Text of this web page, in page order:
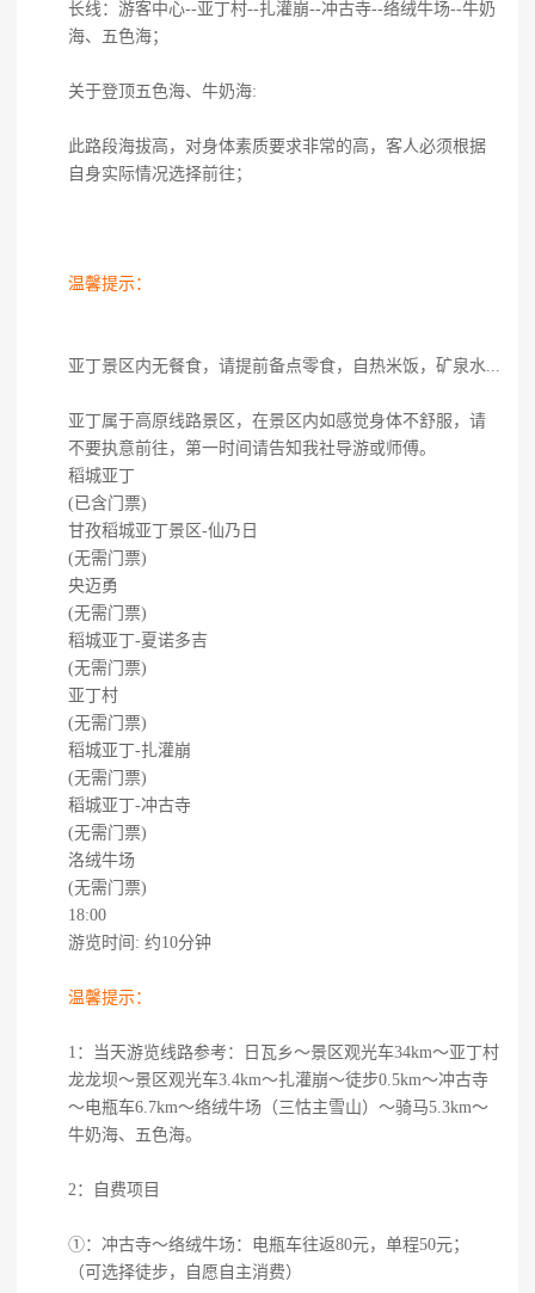
长线：游客中心--亚丁村--扎灌崩--冲古寺--络绒牛场--牛奶
海、五色海；
关于登顶五色海、牛奶海:
此路段海拔高，对身体素质要求非常的高，客人必须根据
自身实际情况选择前往；
温馨提示：
亚丁景区内无餐食，请提前备点零食，自热米饭，矿泉水...
亚丁属于高原线路景区，在景区内如感觉身体不舒服，请
不要执意前往，第一时间请告知我社导游或师傅。
稻城亚丁
(已含门票)
甘孜稻城亚丁景区-仙乃日
(无需门票)
央迈勇
(无需门票)
稻城亚丁-夏诺多吉
(无需门票)
亚丁村
(无需门票)
稻城亚丁-扎灌崩
(无需门票)
稻城亚丁-冲古寺
(无需门票)
洛绒牛场
(无需门票)
18:00
游览时间: 约10分钟
温馨提示：
1：当天游览线路参考：日瓦乡～景区观光车34km～亚丁村
龙龙坝～景区观光车3.4km～扎灌崩～徒步0.5km～冲古寺
～电瓶车6.7km～络绒牛场（三怙主雪山）～骑马5.3km～
牛奶海、五色海。
2：自费项目
①：冲古寺～络绒牛场：电瓶车往返80元，单程50元；
（可选择徒步，自愿自主消费）